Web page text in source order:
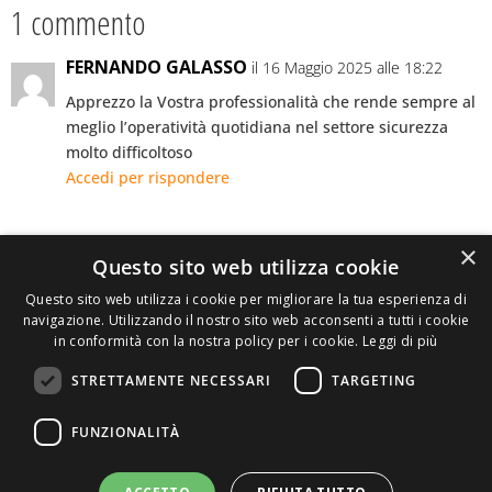
1 commento
FERNANDO GALASSO il 16 Maggio 2025 alle 18:22
Apprezzo la Vostra professionalità che rende sempre al
meglio l’operatività quotidiana nel settore sicurezza
molto difficoltoso
Accedi per rispondere
Invia commento
Devi essere connessoper inviare un commento.
DELLA TORRE, 15 – 20127 – MILANO – P. IVA
SITO REALIZZATO DA GRAFICAEFOTO WEB AGENCY –
×
Questo sito web utilizza cookie
Questo sito web utilizza i cookie per migliorare la tua esperienza di
navigazione. Utilizzando il nostro sito web acconsenti a tutti i cookie
in conformità con la nostra policy per i cookie. Leggi di più
STRETTAMENTE NECESSARI TARGETING
FUNZIONALITÀ